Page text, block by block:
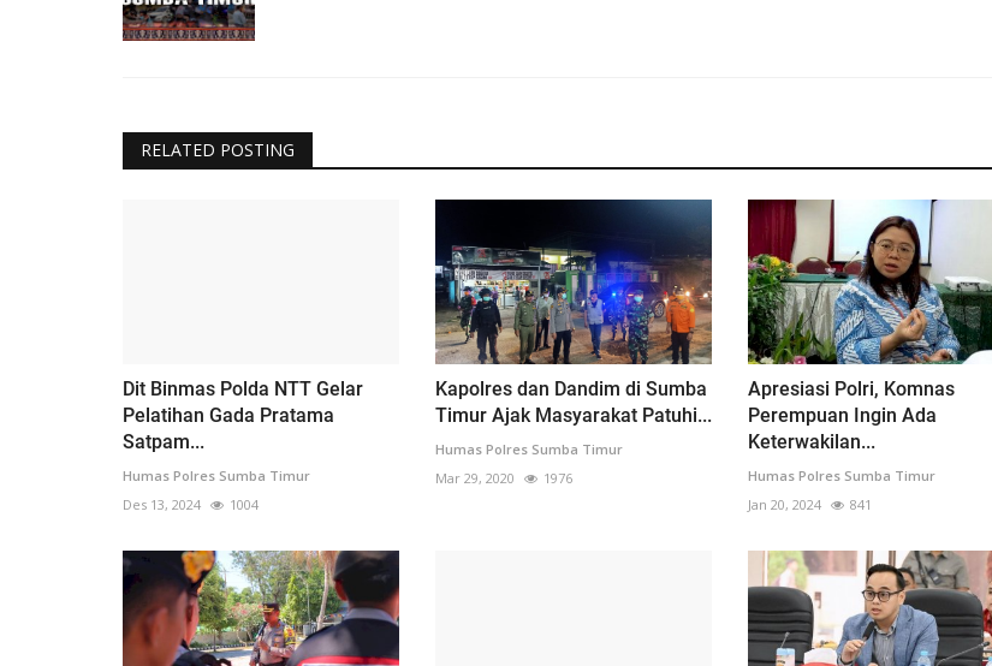
RELATED POSTING
Dit Binmas Polda NTT Gelar
Pelatihan Gada Pratama
Satpam...
Humas Polres Sumba Timur
Des 13, 2024
1004
Kapolres dan Dandim di Sumba
Timur Ajak Masyarakat Patuhi...
Humas Polres Sumba Timur
Mar 29, 2020
1976
Apresiasi Polri, Komnas
Perempuan Ingin Ada
Keterwakilan...
Humas Polres Sumba Timur
Jan 20, 2024
841